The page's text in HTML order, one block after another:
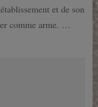
la
!
et de son
comme arme. …